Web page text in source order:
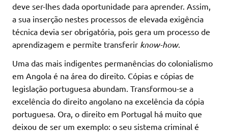
deve ser-lhes dada oportunidade para aprender. Assim,
a sua inserção nestes processos de elevada exigência
técnica devia ser obrigatória, pois gera um processo de
aprendizagem e permite transferir know-how.
Uma das mais indigentes permanências do colonialismo
em Angola é na área do direito. Cópias e cópias de
legislação portuguesa abundam. Transformou-se a
excelência do direito angolano na excelência da cópia
portuguesa. Ora, o direito em Portugal há muito que
deixou de ser um exemplo: o seu sistema criminal é